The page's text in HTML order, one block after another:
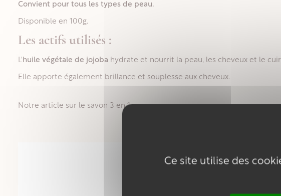
Ce site utilise des
Convient pour tous les types de peau.
Disponible en 100g.
Les actifs utilisés :
L'huile végétale de jojoba hydrate et nourrit la peau, les cheveux et le
Elle apporte également brillance et souplesse aux cheveux.
Notre article sur le savon 3 en 1